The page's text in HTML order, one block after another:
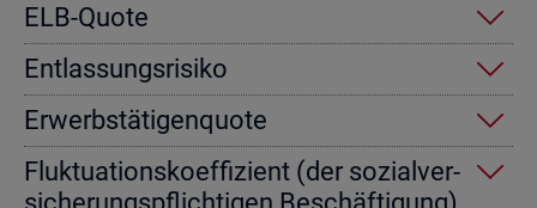
ELB-Quote
Ent­las­sungs­ri­si­ko
Er­werbs­tä­ti­gen­quo­te
Fluk­tua­ti­ons­ko­ef­fi­zi­ent (der so­zi­al­ver­